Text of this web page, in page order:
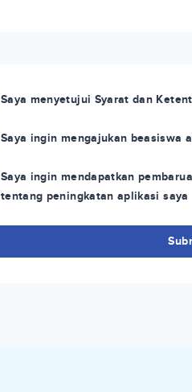
Saya menyetujui Syarat dan
Saya ingin mengajukan beasiswa
Saya ingin mendapatkan
tentang peningkatan aplikasi saya